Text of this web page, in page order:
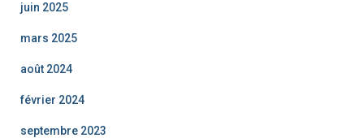
juin 2025
mars 2025
août 2024
février 2024
septembre 2023